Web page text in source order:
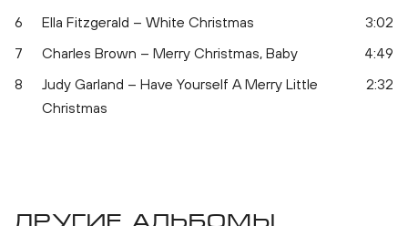
6
Ella Fitzgerald – White Christmas
3:02
7
Charles Brown – Merry Christmas, Baby
4:49
8
Judy Garland – Have Yourself A Merry Little
Christmas
2:32
Другие альбомы